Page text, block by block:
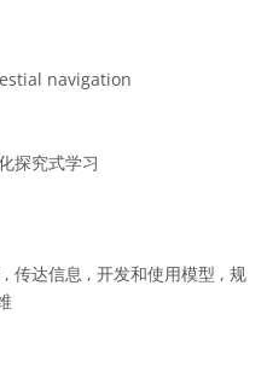
可协议 署名 4.0 国际 (CC BY
navigation
探究式学习
传达信息 , 开发和使用模型 , 规